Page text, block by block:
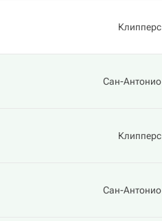
Клипперс
Сан-Антонио
Клипперс
Сан-Антонио